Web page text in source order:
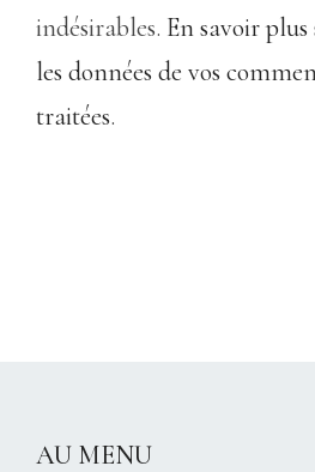
indésirables. En savoir
les données de vos
traitées.
AU MENU